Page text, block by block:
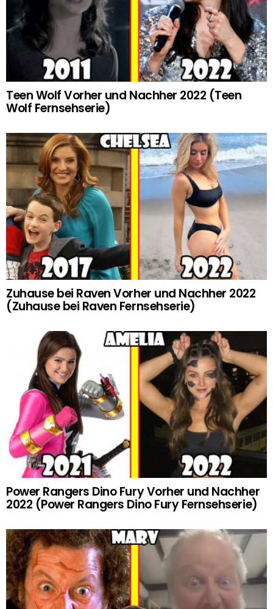
Teen Wolf Vorher und Nachher 2022 (Teen
Wolf Fernsehserie)
Zuhause bei Raven Vorher und Nachher 2022
(Zuhause bei Raven Fernsehserie)
Power Rangers Dino Fury Vorher und Nachher
2022 (Power Rangers Dino Fury Fernsehserie)